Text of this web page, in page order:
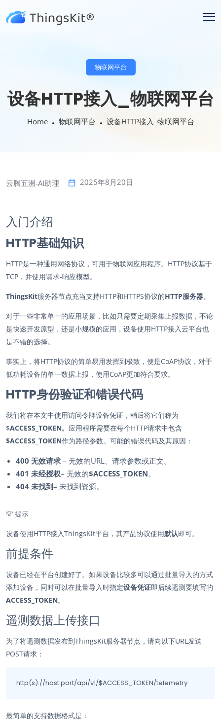
物联网平台
设备HTTP接入_物联网平台
Home 物联网平台 设备HTTP接入_物联网平台
云腾五洲-AI助理 2025年8月20日
入门介绍
HTTP基础知识
HTTP是一种通用网络协议，可用于物联网应用程序。HTTP协议基于
TCP，并使用请求-响应模型。
ThingsKit服务器节点充当支持HTTP和HTTPS协议的HTTP服务器。
对于一些非常单一的应用场景，比如只需要定期采集上报数据，不论
是快速开发原型，还是小规模的应用，设备使用HTTP接入云平台也
是不错的选择。
事实上，将HTTP协议的简单易用发挥到极致，便是CoAP协议，对于
低功耗设备的单一数据上报，使用CoAP更加符合要求。
HTTP身份验证和错误代码
我们将在本文中使用访问令牌设备凭证，稍后将它们称为
$ACCESS_TOKEN。 应用程序需要在每个HTTP请求中包含
$ACCESS_TOKEN作为路径参数。可能的错误代码及其原因：
400 无效请求 – 无效的URL、请求参数或正文。
401 未经授权– 无效的$ACCESS_TOKEN。
404 未找到– 未找到资源。
💡 提示
设备使用HTTP接入ThingsKit平台，其产品协议使用默认即可。
前提条件
设备已经在平台创建好了。如果设备比较多可以通过批量导入的方式
添加设备，同时可以在批量导入时指定设备凭证即后续遥测要填写的
ACCESS_TOKEN。
遥测数据上传接口
为了将遥测数据发布到ThingsKit服务器节点，请向以下URL发送
POST请求：
http(s)://host:port/api/v1/$ACCESS_TOKEN/telemetry
最简单的支持数据格式是：